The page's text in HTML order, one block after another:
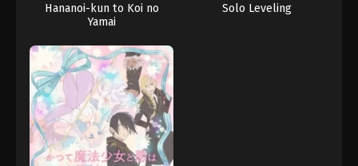
Hananoi-kun to Koi no
Yamai
Solo Leveling